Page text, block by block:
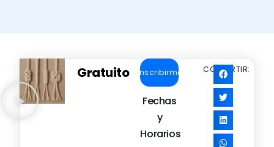
Gratuito Inscribirme
Fechas
y
Horarios
COMPARTIR: